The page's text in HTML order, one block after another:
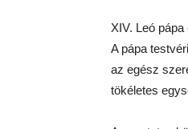
XIV. Leó
A pápa
az egész
tökéletes